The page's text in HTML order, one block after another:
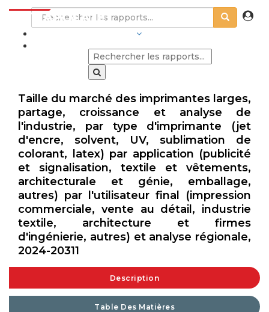
Taille du marché des imprimantes larges,
partage, croissance et analyse de
l'industrie, par type d'imprimante (jet
d'encre, solvent, UV, sublimation de
colorant, latex) par application (publicité
et signalisation, textile et vêtements,
architecturale et génie, emballage,
autres) par l'utilisateur final (impression
commerciale, vente au détail, industrie
textile, architecture et firmes
d'ingénierie, autres) et analyse régionale,
2024-20311
Description
Table Des Matières